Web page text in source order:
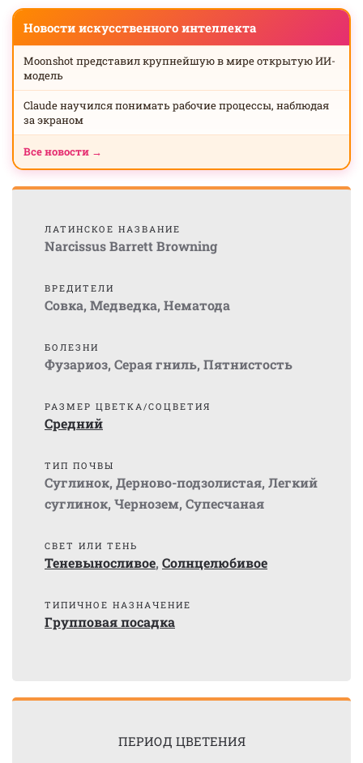
Новости искусственного интеллекта
Moonshot представил крупнейшую в мире открытую ИИ-
модель
Claude научился понимать рабочие процессы, наблюдая
за экраном
Все новости →
ЛАТИНСКОЕ НАЗВАНИЕ
Narcissus Barrett Browning
ВРЕДИТЕЛИ
Совка, Медведка, Нематода
БОЛЕЗНИ
Фузариоз, Серая гниль, Пятнистость
РАЗМЕР ЦВЕТКА/СОЦВЕТИЯ
Средний
ТИП ПОЧВЫ
Суглинок, Дерново-подзолистая, Легкий
суглинок, Чернозем, Супесчаная
СВЕТ ИЛИ ТЕНЬ
Теневыносливое, Солнцелюбивое
ТИПИЧНОЕ НАЗНАЧЕНИЕ
Групповая посадка
ПЕРИОД ЦВЕТЕНИЯ